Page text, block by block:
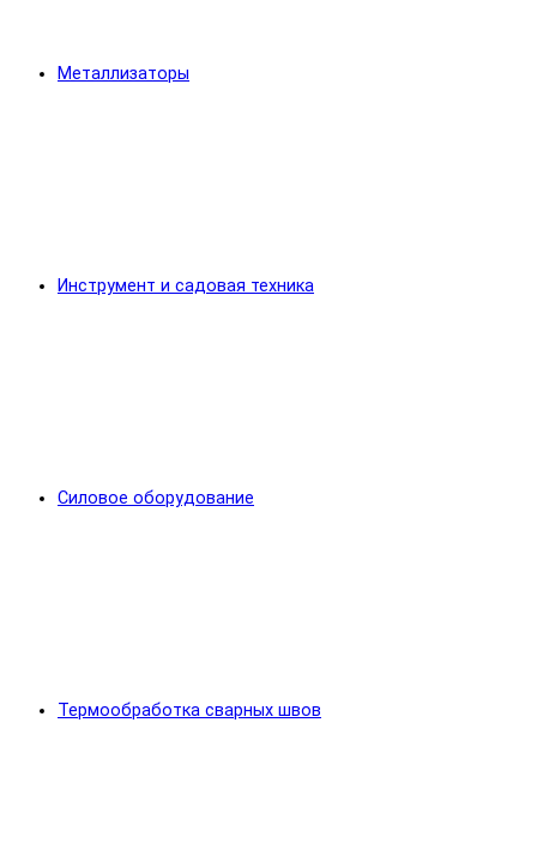
Металлизаторы
Инструмент и садовая техника
Силовое оборудование
Термообработка сварных швов